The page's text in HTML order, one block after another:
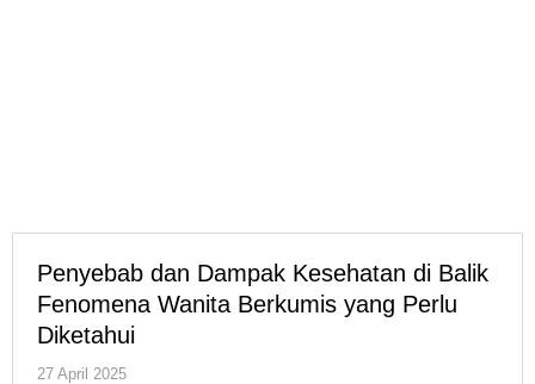
Penyebab dan Dampak Kesehatan di Balik
Fenomena Wanita Berkumis yang Perlu
Diketahui
27 April 2025